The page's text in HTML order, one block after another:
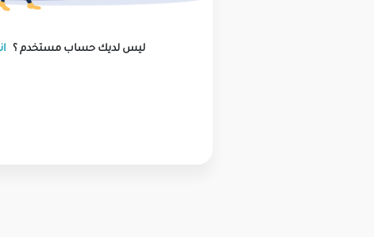
ليس لديك حساب مستخدم ؟